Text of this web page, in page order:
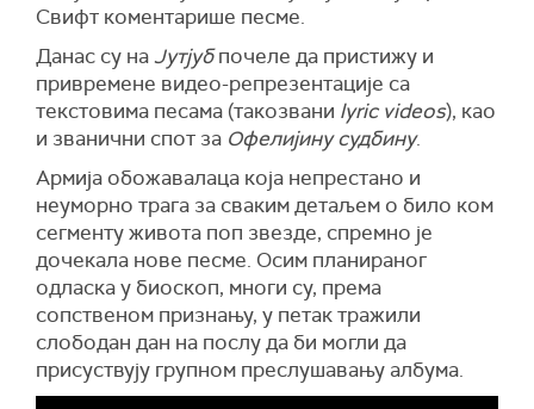
Свифт коментарише песме.
Данас су на Јутјубпочеле да пристижу и
привремене видео-репрезентације са
текстовима песама (такозвани lyric videos), као
и званични спот за Офелијину судбину.
Армија обожавалаца која непрестано и
неуморно трага за сваким детаљем о било ком
сегменту живота поп звезде, спремно је
дочекала нове песме. Осим планираног
одласка у биоскоп, многи су, према
сопственом признању, у петак тражили
слободан дан на послу да би могли да
присуствују групном преслушавању албума.